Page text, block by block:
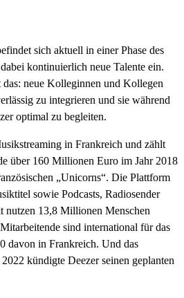
sich aktuell in einer Phase des
kontinuierlich neue Talente ein.
neue Kolleginnen und Kollegen
zu integrieren und sie während
optimal zu begleiten.
in Frankreich und zählt
über 160 Millionen Euro im Jahr 2018
„Unicorns“. Die Plattform
sowie Podcasts, Radiosender
nutzen 13,8 Millionen Menschen
sind international für das
davon in Frankreich. Und das
kündigte Deezer seinen geplanten